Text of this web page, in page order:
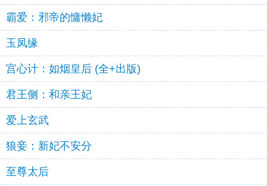
霸爱：邪帝的慵懒妃
玉凤缘
宫心计：如烟皇后 (全+出版)
君王侧：和亲王妃
爱上玄武
狼妾：新妃不安分
至尊太后